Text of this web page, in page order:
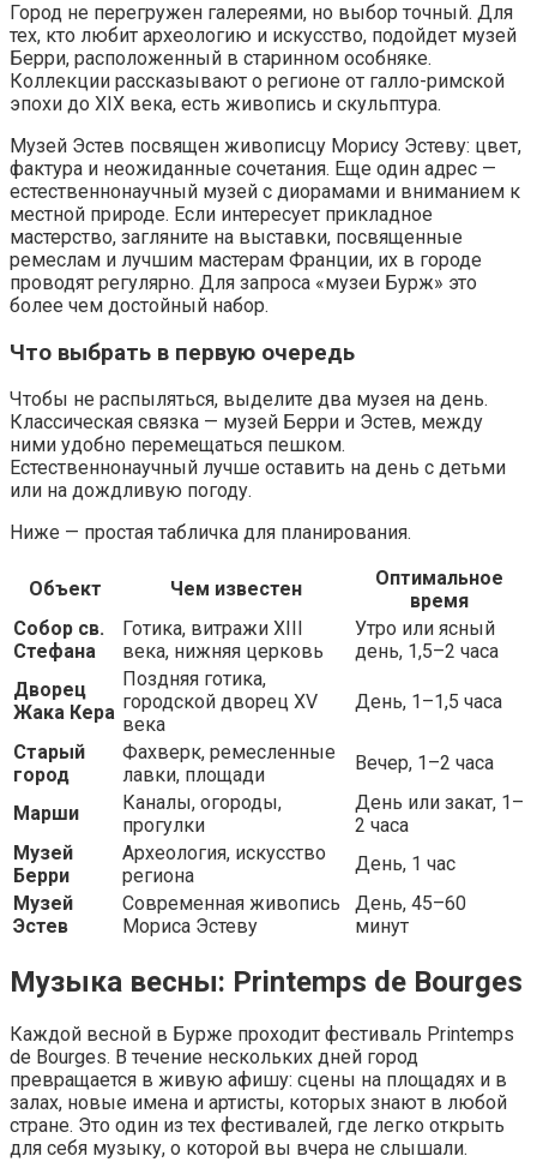
Город не перегружен галереями, но выбор точный. Для
тех, кто любит археологию и искусство, подойдет музей
Берри, расположенный в старинном особняке.
Коллекции рассказывают о регионе от галло-римской
эпохи до XIX века, есть живопись и скульптура.
Музей Эстев посвящен живописцу Морису Эстеву: цвет,
фактура и неожиданные сочетания. Еще один адрес —
естественнонаучный музей с диорамами и вниманием к
местной природе. Если интересует прикладное
мастерство, загляните на выставки, посвященные
ремеслам и лучшим мастерам Франции, их в городе
проводят регулярно. Для запроса «музеи Бурж» это
более чем достойный набор.
Что выбрать в первую очередь
Чтобы не распыляться, выделите два музея на день.
Классическая связка — музей Берри и Эстев, между
ними удобно перемещаться пешком.
Естественнонаучный лучше оставить на день с детьми
или на дождливую погоду.
Ниже — простая табличка для планирования.
Объект Чем известен
Оптимальное
время
Собор св.
Стефана
Готика, витражи XIII
века, нижняя церковь
Утро или ясный
день, 1,5–2 часа
Дворец
Жака Кера
Поздняя готика,
городской дворец XV
века
День, 1–1,5 часа
Старый
город
Фахверк, ремесленные
лавки, площади
Вечер, 1–2 часа
Марши
Каналы, огороды,
прогулки
День или закат, 1–
2 часа
Музей
Берри
Археология, искусство
региона
День, 1 час
Музей
Эстев
Современная живопись
Мориса Эстеву
День, 45–60
минут
Музыка весны: Printemps de Bourges
Каждой весной в Бурже проходит фестиваль Printemps
de Bourges. В течение нескольких дней город
превращается в живую афишу: сцены на площадях и в
залах, новые имена и артисты, которых знают в любой
стране. Это один из тех фестивалей, где легко открыть
для себя музыку, о которой вы вчера не слышали.